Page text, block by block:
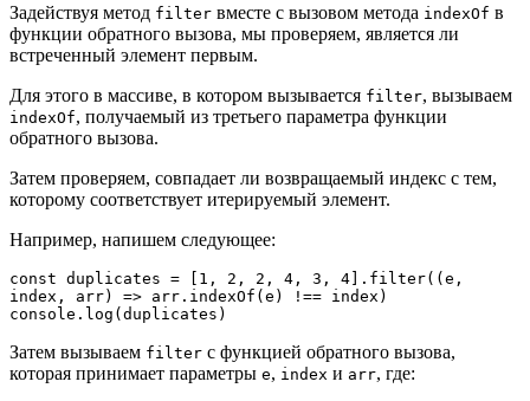
Задействуя метод filter вместе с вызовом метода indexOf в
функции обратного вызова, мы проверяем, является ли
встреченный элемент первым.
Для этого в массиве, в котором вызывается filter, вызываем
indexOf, получаемый из третьего параметра функции
обратного вызова.
Затем проверяем, совпадает ли возвращаемый индекс с тем,
которому соответствует итерируемый элемент.
Например, напишем следующее:
const duplicates = [1, 2, 2, 4, 3, 4].filter((e,
index, arr) => arr.indexOf(e) !== index)
console.log(duplicates)
Затем вызываем filter с функцией обратного вызова,
которая принимает параметры e, index и arr, где: